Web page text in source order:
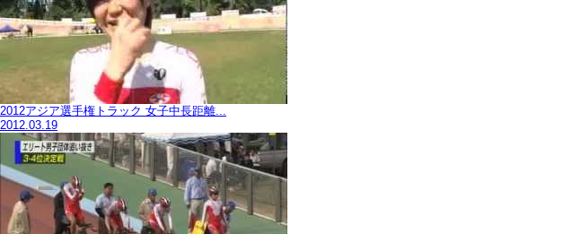
2012アジア選手権トラック 女子中長距離...
2012.03.19